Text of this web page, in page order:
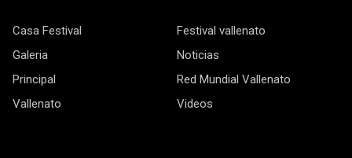
Casa Festival
Festival vallenato
Galeria
Noticias
Principal
Red Mundial Vallenato
Vallenato
Videos